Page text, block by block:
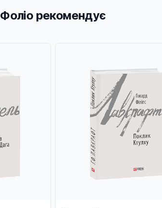
Фоліо рекомендує